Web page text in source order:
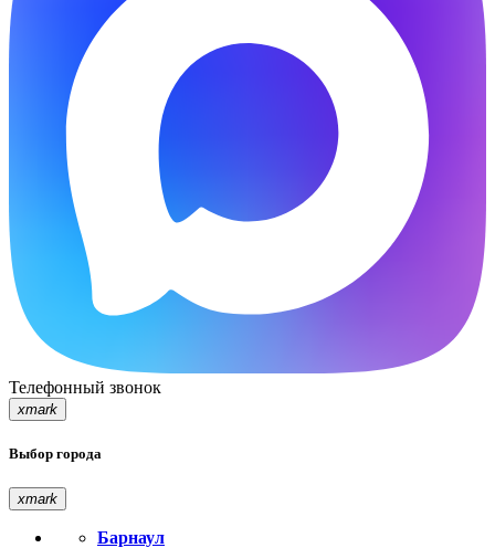
Телефонный звонок
xmark
Выбор города
xmark
Барнаул